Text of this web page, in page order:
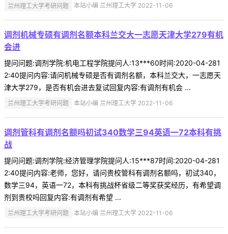
兰州理工大学考研问题 本站小编 兰州理工大学 2022-11-06
调剂机械专硕有调剂名额本科兰交大一志愿天津大学279有机
会进
提问问题:调剂学院:机电工程学院提问人:13***60时间:2020-04-281
2:40提问内容:请问机械专硕是否有调剂名额，本科兰交大，一志愿天
津大学279，是否有机会进去复试回复内容:有调剂有机会 ...
兰州理工大学考研问题 本站小编 兰州理工大学 2022-11-06
调剂管科有调剂名额吗初试340数学三94英语一72本科有挑
战
提问问题:调剂学院:经济管理学院提问人:15***87时间:2020-04-281
2:40提问内容:老师，您好，请问贵校管科有调剂名额吗，初试340，
数学三94，英语一72，本科有挑战杯省级二等奖获奖经历，有希望调
剂到贵校吗回复内容:有调剂有希望 ...
兰州理工大学考研问题 本站小编 兰州理工大学 2022-11-06